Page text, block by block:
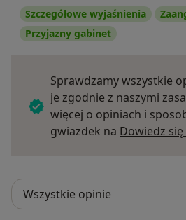
Szczegółowe wyjaśnienia
Przyjazny gabinet
Sprawdzamy wszystkie
je zgodnie z naszymi
więcej o opiniach i
gwiazdek na Dowiedz